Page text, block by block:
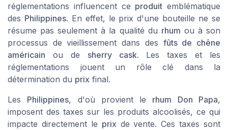
réglementations influencent ce produit emblématique
des Philippines. En effet, le prix d'une bouteille ne se
résume pas seulement à la qualité du rhum ou à son
processus de vieillissement dans des fûts de chêne
américain ou de sherry cask. Les taxes et les
réglementations jouent un rôle clé dans la
détermination du prix final.
Les Philippines, d'où provient le rhum Don Papa,
imposent des taxes sur les produits alcoolisés, ce qui
impacte directement le prix de vente. Ces taxes sont